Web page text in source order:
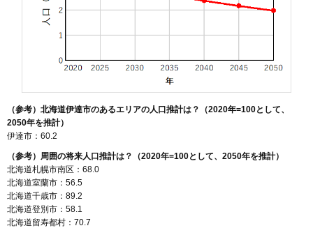
（参考）北海道伊達市のあるエリアの人口推計は？（2020年=100として、
2050年を推計）
伊達市：60.2
（参考）周囲の将来人口推計は？（2020年=100として、2050年を推計）
北海道札幌市南区：68.0
北海道室蘭市：56.5
北海道千歳市：89.2
北海道登別市：58.1
北海道留寿都村：70.7